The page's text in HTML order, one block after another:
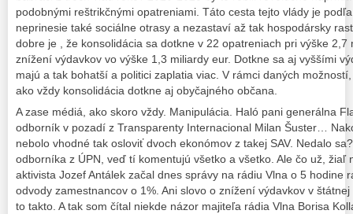
podobnými reštrikčnými opatreniami. Táto cesta tejto vlády je
neprinesie také sociálne otrasy a nezastaví až tak hospodársky
dobre je , že konsolidácia sa dotkne v 22 opatreniach pri výške 2,7
znížení výdavkov vo výške 1,3 miliardy eur. Dotkne sa aj vyššími
majú a tak bohatší a politici zaplatia viac. V rámci daných
ako vždy konsolidácia dotkne aj obyčajného občana.
A zase médiá, ako skoro vždy. Manipulácia. Haló pani generálna
odborník v pozadí z Transparenty Internacional Milan Šuster…
nebolo vhodné tak osloviť dvoch ekonómov z takej SAV. Nedalo
odborníka z ÚPN, veď tí komentujú všetko a všetko. Ale čo už, žiaľ
aktivista Jozef Antálek začal dnes správy na rádiu Vlna o 5 hodine
odvody zamestnancov o 1%. Ani slovo o znížení výdavkov v
to takto. A tak som čítal niekde názor majiteľa rádia Vlna Borisa